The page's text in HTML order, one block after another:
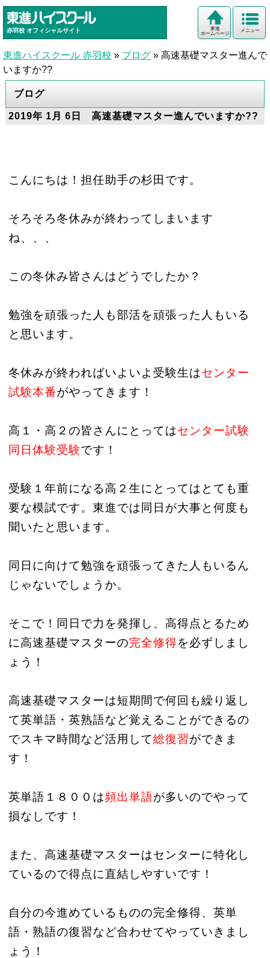
赤羽校 オフィシャルサイト メニュー
東進
ホームページ
東進ハイスクール 赤羽校 » ブログ » 高速基礎マスター進んで
いますか??
ブログ
2019年 1月 6日 高速基礎マスター進んでいますか??
こんにちは！担任助手の杉田です。
そろそろ冬休みが終わってしまいます
ね、、、
この冬休み皆さんはどうでしたか？
勉強を頑張った人も部活を頑張った人もいる
と思います。
冬休みが終わればいよいよ受験生はセンター
試験本番がやってきます！
高１・高２の皆さんにとってはセンター試験
同日体験受験です！
受験１年前になる高２生にとってはとても重
要な模試です。東進では同日が大事と何度も
聞いたと思います。
同日に向けて勉強を頑張ってきた人もいるん
じゃないでしょうか。
そこで！同日で力を発揮し、高得点とるため
に高速基礎マスターの完全修得を必ずしまし
ょう！
高速基礎マスターは短期間で何回も繰り返し
て英単語・英熟語など覚えることができるの
でスキマ時間など活用して総復習ができま
す！
英単語１８００は頻出単語が多いのでやって
損なしです！
また、高速基礎マスターはセンターに特化し
ているので得点に直結しやすいです！
自分の今進めているものの完全修得、英単
語・熟語の復習など合わせてやっていきまし
ょう！